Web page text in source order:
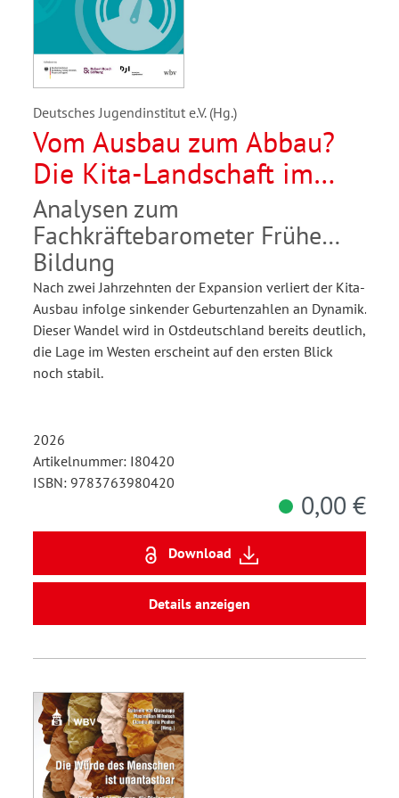
Deutsches Jugendinstitut e.V. (Hg.)
Vom Ausbau zum Abbau?
Die Kita-Landschaft im
demografischen Wandel
Analysen zum
Fachkräftebarometer Frühe
Bildung
Nach zwei Jahrzehnten der Expansion verliert der Kita-
Ausbau infolge sinkender Geburtenzahlen an Dynamik.
Dieser Wandel wird in Ostdeutschland bereits deutlich,
die Lage im Westen erscheint auf den ersten Blick
noch stabil.
2026
Artikelnummer: I80420
ISBN: 9783763980420
0,00 €
Download
Details anzeigen